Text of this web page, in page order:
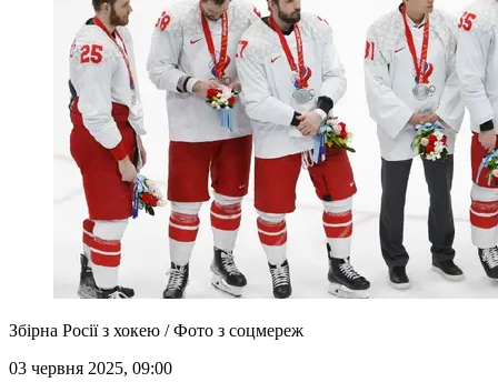
Збірна Росії з хокею / Фото з соцмереж
03 червня 2025, 09:00